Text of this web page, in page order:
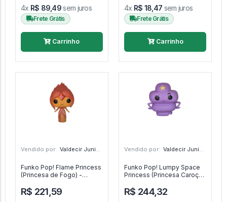
4x R$ 89,49sem juros
Frete Grátis
Carrinho
4x R$ 18,47 sem juros
Frete Grátis
Carrinho
Vendido por: Valdecir Junior - PR
Funko Pop! Flame Princess
(Princesa de Fogo) -
R$ 221,59
Vendido por: Valdecir Junior - PR
Funko Pop! Lumpy Space
Princess (Princesa Caroço)
R$ 244,32